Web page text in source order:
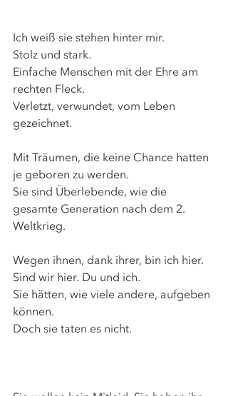
Ich weiß sie stehen hinter mir.
Stolz und stark.
Einfache Menschen mit der Ehre am
rechten Fleck.
Verletzt, verwundet, vom Leben
gezeichnet.
Mit Träumen, die keine Chance hatten
je geboren zu werden.
Sie sind Überlebende, wie die
gesamte Generation nach dem 2.
Weltkrieg.
Wegen ihnen, dank ihrer, bin ich hier.
Sind wir hier. Du und ich.
Sie hätten, wie viele andere, aufgeben
können.
Doch sie taten es nicht.